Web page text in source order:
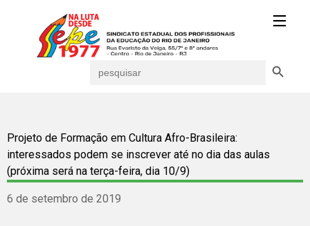
for:
Projeto de Formação em Cultura Afro-Brasileira:
interessados podem se inscrever até no dia das aulas
(próxima será na terça-feira, dia 10/9)
6 de setembro de 2019